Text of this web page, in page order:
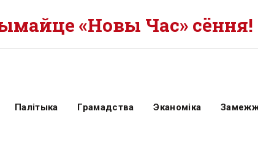
«Новы Час» сёння!
Палітыка Грамадства Эканоміка